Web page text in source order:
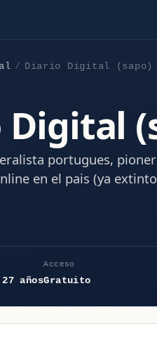
Diario Digital (sapo)
portugues,
en el pais (ya
años
Acceso
Gratuito